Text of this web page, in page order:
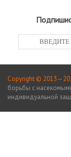
Copyright ©
борьбы с
индивидуальной